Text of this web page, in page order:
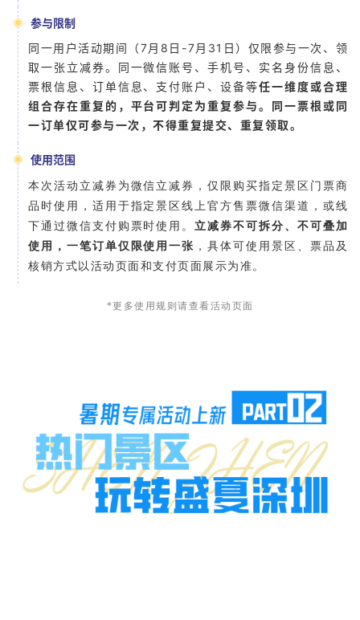
演出文娱
亲子活动
参与限制
同一用户活动期间（7月8日-7月31日）仅限参与一次、领
取一张立减券。同一微信账号、手机号、实名身份信息、
票根信息、订单信息、支付账户、设备等任一维度或合理
组合存在重复的，平台可判定为重复参与。同一票根或同
一订单仅可参与一次，不得重复提交、重复领取。
使用范围
本次活动立减券为微信立减券，仅限购买指定景区门票商
品时使用，适用于指定景区线上官方售票微信渠道，或线
下通过微信支付购票时使用。立减券不可拆分、不可叠加
使用，一笔订单仅限使用一张 ，具体可使用景区、票品及
核销方式以活动页面和支付页面展示为准。
*更多使用规则请查看活动页面